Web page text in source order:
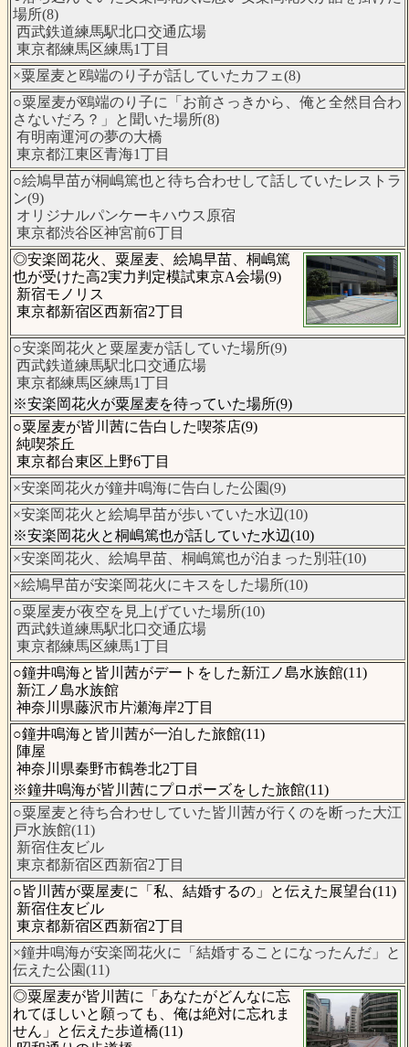
場所(8)
西武鉄道練馬駅北口交通広場
東京都練馬区練馬1丁目
×粟屋麦と鴎端のり子が話していたカフェ(8)
○粟屋麦が鴎端のり子に「お前さっきから、俺と全然目合わ
さないだろ？」と聞いた場所(8)
有明南運河の夢の大橋
東京都江東区青海1丁目
○絵鳩早苗が桐嶋篤也と待ち合わせして話していたレストラ
ン(9)
オリジナルパンケーキハウス原宿
東京都渋谷区神宮前6丁目
◎安楽岡花火、粟屋麦、絵鳩早苗、桐嶋篤
也が受けた高2実力判定模試東京A会場(9)
新宿モノリス
東京都新宿区西新宿2丁目
○安楽岡花火と粟屋麦が話していた場所(9)
西武鉄道練馬駅北口交通広場
東京都練馬区練馬1丁目
※安楽岡花火が粟屋麦を待っていた場所(9)
○粟屋麦が皆川茜に告白した喫茶店(9)
純喫茶丘
東京都台東区上野6丁目
×安楽岡花火が鐘井鳴海に告白した公園(9)
×安楽岡花火と絵鳩早苗が歩いていた水辺(10)
※安楽岡花火と桐嶋篤也が話していた水辺(10)
×安楽岡花火、絵鳩早苗、桐嶋篤也が泊まった別荘(10)
×絵鳩早苗が安楽岡花火にキスをした場所(10)
○粟屋麦が夜空を見上げていた場所(10)
西武鉄道練馬駅北口交通広場
東京都練馬区練馬1丁目
○鐘井鳴海と皆川茜がデートをした新江ノ島水族館(11)
新江ノ島水族館
神奈川県藤沢市片瀬海岸2丁目
○鐘井鳴海と皆川茜が一泊した旅館(11)
陣屋
神奈川県秦野市鶴巻北2丁目
※鐘井鳴海が皆川茜にプロポーズをした旅館(11)
○粟屋麦と待ち合わせしていた皆川茜が行くのを断った大江
戸水族館(11)
新宿住友ビル
東京都新宿区西新宿2丁目
○皆川茜が粟屋麦に「私、結婚するの」と伝えた展望台(11)
新宿住友ビル
東京都新宿区西新宿2丁目
×鐘井鳴海が安楽岡花火に「結婚することになったんだ」と
伝えた公園(11)
◎粟屋麦が皆川茜に「あなたがどんなに忘
れてほしいと願っても、俺は絶対に忘れま
せん」と伝えた歩道橋(11)